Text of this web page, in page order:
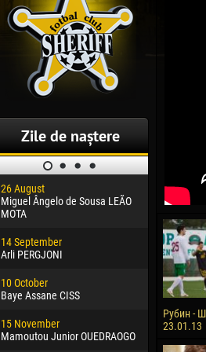
Zile de naștere
26 August
Miguel Ângelo de Sousa LEÃO
MOTA
14 September
Arli PERGJONI
10 October
Baye Assane CISS
15 November
Mamoutou Junior OUEDRAOGO
30 January
Dhoraso
24
Vladislav
02 March
Veaceslav
09 March
Emmanuel
Рубин -
23.01.13